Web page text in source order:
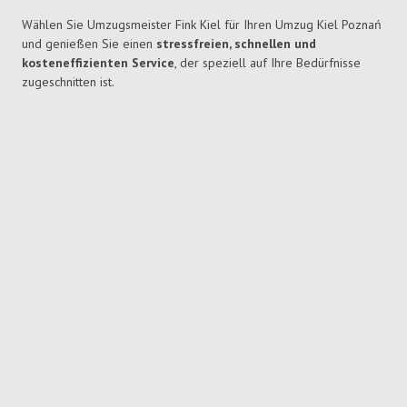
Wählen Sie Umzugsmeister Fink Kiel für Ihren Umzug Kiel Poznań
und genießen Sie einen stressfreien, schnellen und
kosteneffizienten Service, der speziell auf Ihre Bedürfnisse
zugeschnitten ist.